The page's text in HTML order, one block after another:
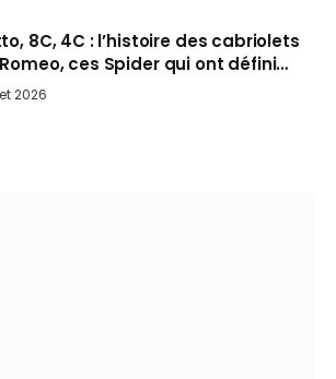
8C, 4C : l’histoire des cabriolets
ces Spider qui ont défini
rouler cheveux au vent
2026